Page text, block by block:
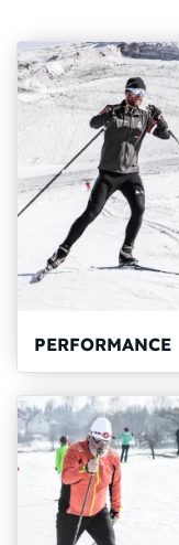
PERFORMANCE